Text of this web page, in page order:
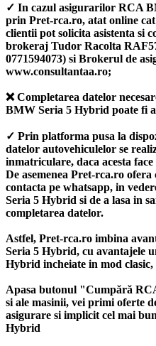
✓ In cazul asigurarilor RCA
prin Pret-rca.ro, atat online
clientii pot solicita asistenta si
brokeraj Tudor Racolta
0771594073) si Brokerul de
www.consultantaa.ro;
❌ Completarea datelor
BMW Seria 5 Hybrid poate fi
✓ Prin platforma pusa la
datelor autovehiculelor se
inmatriculare, daca acesta
De asemenea Pret-rca.ro
contacta pe whatsapp, in
Seria 5 Hybrid si de a lasa in
completarea datelor.
Astfel, Pret-rca.ro imbina
Seria 5 Hybrid, cu avantajele
Hybrid incheiate in mod
Apasa butonul "Cumpără
si ale masinii, vei primi oferte
asigurare si implicit cel mai bun
Hybrid